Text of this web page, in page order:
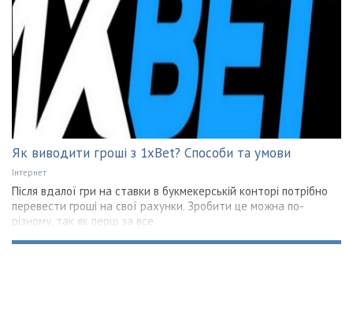
Як виводити гроші з 1xBet? Способи та умови
Інтернет
Після вдалої гри на ставки в букмекерській конторі потрібно
перевести гроші на свої рахунки. Зробити це можна по-
різному, так як перш за все